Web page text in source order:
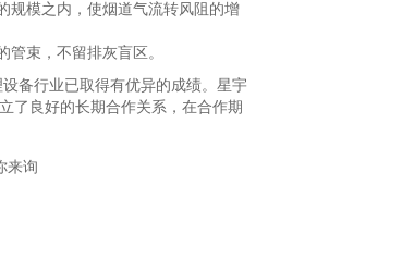
规模之内，使烟道气流转风阻的增
束，不留排灰盲区。
备行业已取得有优异的成绩。星宇
了良好的长期合作关系，在合作期
来询